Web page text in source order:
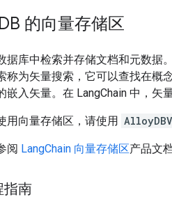
DB 的向量存储区
据库中检索并存储文档和元数据
称为矢量搜索，它可以查找在概
嵌入矢量。在 LangChain 中，矢
用向量存储区，请使用
阅 LangChain 向量存储区产品文档
指南